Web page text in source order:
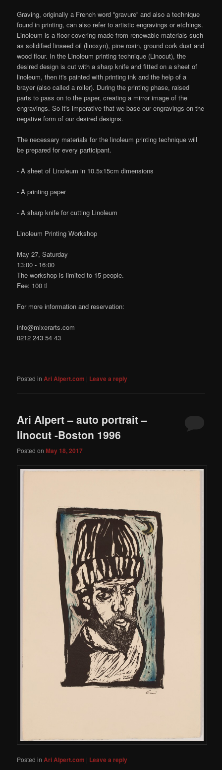
Graving, originally a French word ''gravure'' and also a technique
found in printing, can also refer to artistic engravings or etchings.
Linoleum is a floor covering made from renewable materials such
as solidified linseed oil (linoxyn), pine rosin, ground cork dust and
wood flour. In the Linoleum printing technique (Linocut), the
desired design is cut with a sharp knife and fitted on a sheet of
linoleum, then it's painted with printing ink and the help of a
brayer (also called a roller). During the printing phase, raised
parts to pass on to the paper, creating a mirror image of the
engravings. So it's imperative that we base our engravings on the
negative form of our desired designs.
The necessary materials for the linoleum printing technique will
be prepared for every participant.
- A sheet of Linoleum in 10.5x15cm dimensions
- A printing paper
- A sharp knife for cutting Linoleum
Linoleum Printing Workshop
May 27, Saturday
13:00 - 16:00
The workshop is limited to 15 people.
Fee: 100 tl
For more information and reservation:
info@mixerarts.com
0212 243 54 43
Posted in Ari Alpert.com | Leave a reply
Ari Alpert – auto portrait –
linocut -Boston 1996
Posted onMay 18, 2017
Posted in Ari Alpert.com | Leave a reply